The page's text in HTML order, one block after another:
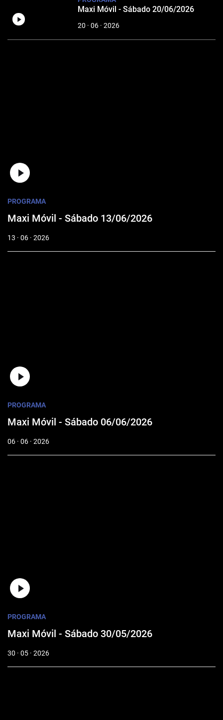
Maxi Móvil - Sábado 20/06/2026
20 · 06 · 2026
PROGRAMA
Maxi Móvil - Sábado 13/06/2026
13 · 06 · 2026
PROGRAMA
Maxi Móvil - Sábado 06/06/2026
06 · 06 · 2026
PROGRAMA
Maxi Móvil - Sábado 30/05/2026
30 · 05 · 2026